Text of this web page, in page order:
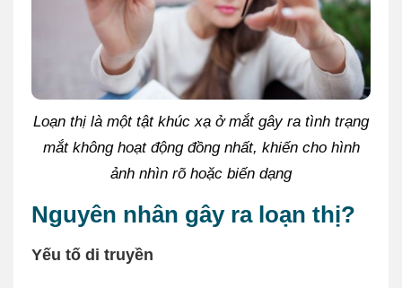
Loạn thị là một tật khúc xạ ở mắt gây ra tình trạng
mắt không hoạt động đồng nhất, khiến cho hình
ảnh nhìn rõ hoặc biến dạng
Nguyên nhân gây ra loạn thị?
Yếu tố di truyền